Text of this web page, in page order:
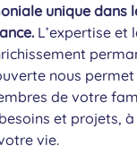
unique dans
L’expertise
nous
de votre
et projets,
vie.